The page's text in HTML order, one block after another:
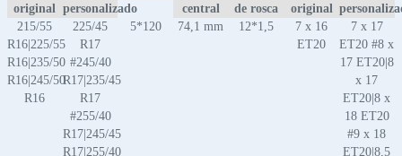
original personalizado
central
de rosca
original
215/55
R16|225/55
R16|235/50
R16|245/50
R16
225/45
R17
#245/40
R17|235/45
R17
#255/40
R17|245/45
R17|255/40
5*120 74,1 mm 12*1,5
7 x 16
ET20
7 x 17
ET20 #8 x
17 ET20|8
x 17
ET20|8 x
18 ET20
#9 x 18
ET20|8,5